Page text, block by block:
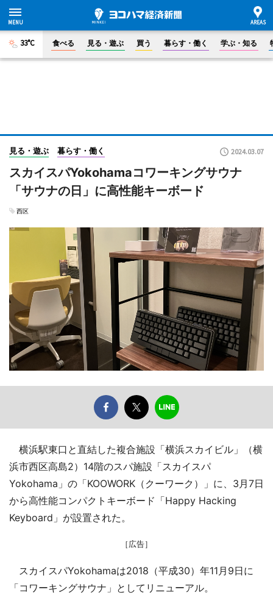
33°C 食べる 見る・遊ぶ 買う 暮らす・働く 学ぶ・知る
見る・遊ぶ 暮らす・働く 2024.03.07
スカイスパYokohamaコワーキングサウナ
「サウナの日」に高性能キーボード
西区
横浜駅東口と直結した複合施設「横浜スカイビル」（横
浜市西区高島2）14階のスパ施設「スカイスパ
Yokohama」の「KOOWORK（クーワーク）」に、3月7日
から高性能コンパクトキーボード「Happy Hacking
Keyboard」が設置された。
［広告］
スカイスパYokohamaは2018（平成30）年11月9日に
「コワーキングサウナ」としてリニューアル。